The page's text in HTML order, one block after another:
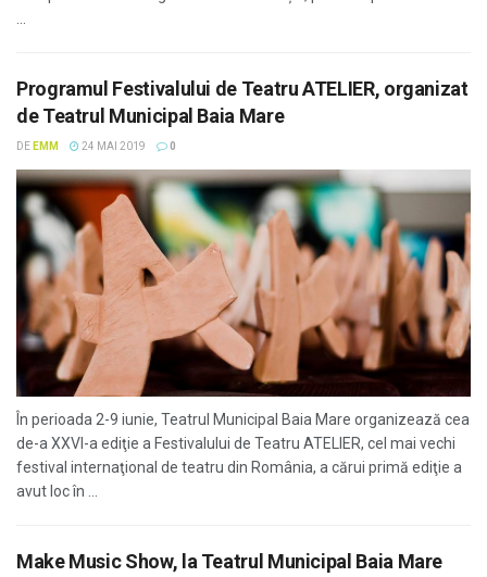
Programul Festivalului de Teatru ATELIER, organizat
de Teatrul Municipal Baia Mare
DE EMM 24 MAI 2019 0
În perioada 2-9 iunie, Teatrul Municipal Baia Mare organizează cea
de-a XXVI-a ediţie a Festivalului de Teatru ATELIER, cel mai vechi
festival internaţional de teatru din România, a cărui primă ediţie a
avut loc în ...
Make Music Show, la Teatrul Municipal Baia Mare